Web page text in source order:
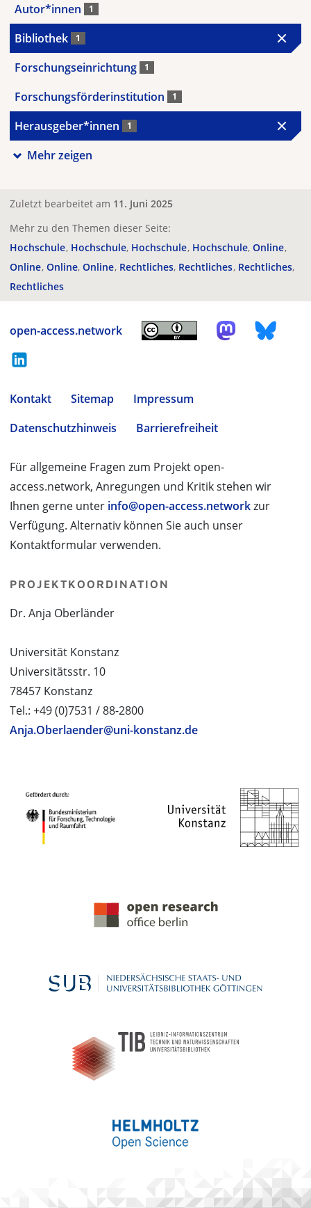
Autor*innen 1
Bibliothek 1
Forschungseinrichtung 1
Forschungsförderinstitution 1
Herausgeber*innen 1
Mehr zeigen
Zuletzt bearbeitet am 11. Juni 2025
Mehr zu den Themen dieser Seite:
Hochschule Hochschule Hochschule Hochschule Online
Online Online Online Rechtliches Rechtliches Rechtliches
Rechtliches
open-access.network
Kontakt Sitemap
Impressum
Datenschutzhinweis
Barrierefreiheit
Für allgemeine Fragen zum Projekt open-
access.network, Anregungen und Kritik stehen wir
Ihnen gerne unter info@open-access.networkzur
Verfügung. Alternativ können Sie auch unser
Kontaktformular verwenden.
PROJEKTKOORDINATION
Dr. Anja Oberländer
Universität Konstanz
Universitätsstr. 10
78457 Konstanz
Tel.: +49 (0)7531 / 88-2800
Anja.Oberlaender@uni-konstanz.de